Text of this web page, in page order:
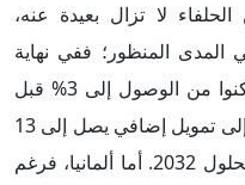
لا تزال بعيدة عنه،
حتى عن بلوغ 3% في المدى المنظور؛ ففي نهاية
مايو، أعلن البريطانيون أنهم لن يتمكنوا من الوصول إلى 3% قبل
عام 2034، بينما تواجه فرنسا حاجة إلى تمويل إضافي يصل إلى 13
مليار يورو سنوياً لتحقيق نسبة 5% بحلول 2032. أما ألمانيا، فرغم